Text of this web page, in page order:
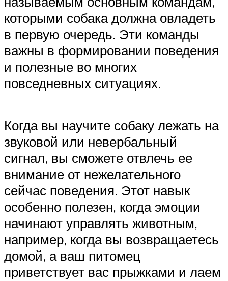
которыми собака должна овладеть
в первую очередь. Эти команды
важны в формировании поведения
и полезные во многих
повседневных ситуациях.
Когда вы научите собаку лежать на
звуковой или невербальный
сигнал, вы сможете отвлечь ее
внимание от нежелательного
сейчас поведения. Этот навык
особенно полезен, когда эмоции
начинают управлять животным,
например, когда вы возвращаетесь
домой, а ваш питомец
приветствует вас прыжками и лаем